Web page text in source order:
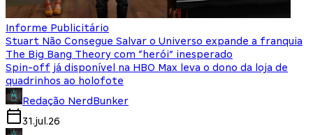
Informe Publicitário
Stuart Não Consegue Salvar o Universo expande a franquia
The Big Bang Theory com “herói” inesperado
Spin-off já disponível na HBO Max leva o dono da loja de
quadrinhos ao holofote
Redação NerdBunker
31.jul.26